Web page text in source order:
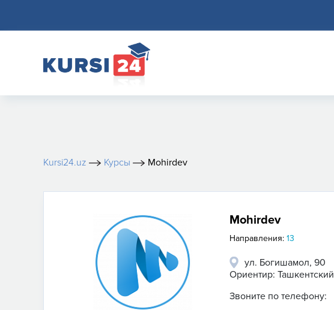
Kursi24.uz Курсы Mohirdev
Mohirdev
Направления: 13
ул. Богишамол, 90
Ориентир:
Звоните по телефону: